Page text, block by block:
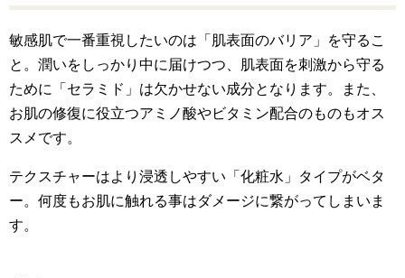
敏感肌で一番重視したいのは「肌表面のバリア」を守るこ
と。潤いをしっかり中に届けつつ、肌表面を刺激から守る
ために「セラミド」は欠かせない成分となります。また、
お肌の修復に役立つアミノ酸やビタミン配合のものもオス
スメです。
テクスチャーはより浸透しやすい「化粧水」タイプがベタ
ー。何度もお肌に触れる事はダメージに繋がってしまいま
す。